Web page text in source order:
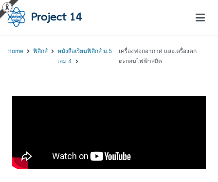
Home ฟิสิกส์
หนังสือเรียนฟิสิกส์ ม.5
เล่ม 4
เครื่องฟอกอากาศ และเครื่องตก
ตะกอนไฟฟ้าสถิต